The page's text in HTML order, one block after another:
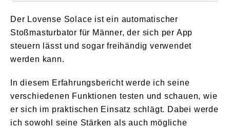
Der Lovense Solace ist ein automatischer
Stoßmasturbator für Männer, der sich per App
steuern lässt und sogar freihändig verwendet
werden kann.
In diesem Erfahrungsbericht werde ich seine
verschiedenen Funktionen testen und schauen, wie
er sich im praktischen Einsatz schlägt. Dabei werde
ich sowohl seine Stärken als auch mögliche